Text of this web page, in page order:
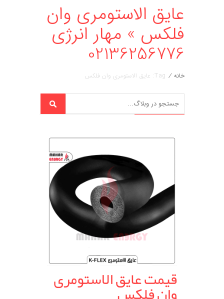
عایق الاستومری وان
فلکس » مهار انرژی
02136256776
خانه / Tag: عایق الاستومری وان فلکس
قیمت عایق الاستومری